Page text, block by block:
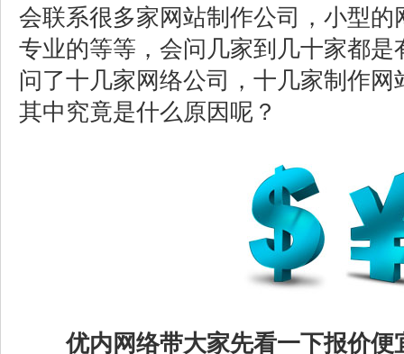
会联系很多家网站制作公司，小型
专业的等等，会问几家到几十家都
问了十几家网络公司，十几家制作
其中究竟是什么原因呢？
优内网络带大家先看一下报价